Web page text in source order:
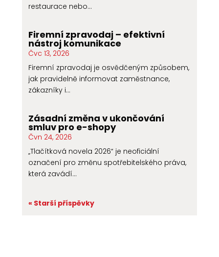
restaurace nebo...
Firemní zpravodaj – efektivní
nástroj komunikace
Čvc 13, 2026
Firemní zpravodaj je osvědčeným způsobem,
jak pravidelně informovat zaměstnance,
zákazníky i...
Zásadní změna v ukončování
smluv pro e-shopy
Čvn 24, 2026
„Tlačítková novela 2026“ je neoficiální
označení pro změnu spotřebitelského práva,
která zavádí...
« Starší příspěvky